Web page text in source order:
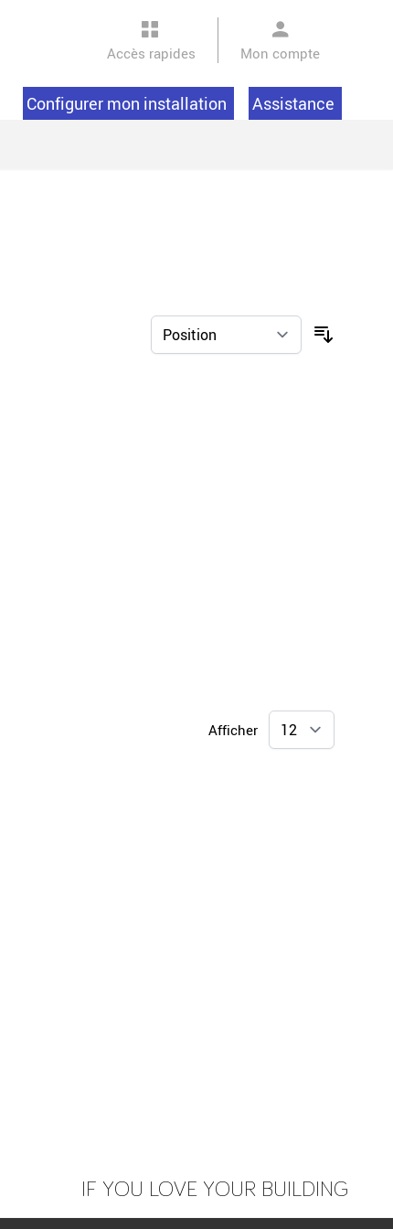
Accès rapides Mon compte
Configurer mon installation Assistance
Afficher
IF YOU LOVE YOUR BUILDING